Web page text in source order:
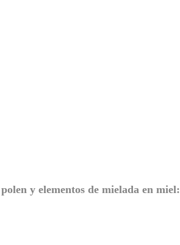
y elementos de mielada en miel: